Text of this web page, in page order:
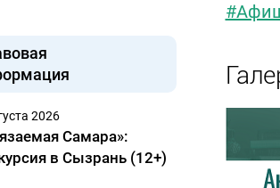
2026
Самара»:
в Сызрань (12+)